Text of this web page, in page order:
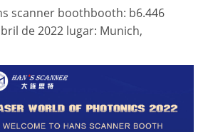
scanner boothbooth: b6.446
de 2022 lugar: Munich,